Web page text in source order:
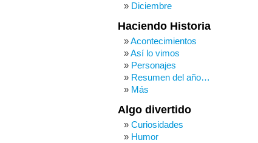
Diciembre
Haciendo Historia
Acontecimientos
Así lo vimos
Personajes
Resumen del año…
Más
Algo divertido
Curiosidades
Humor